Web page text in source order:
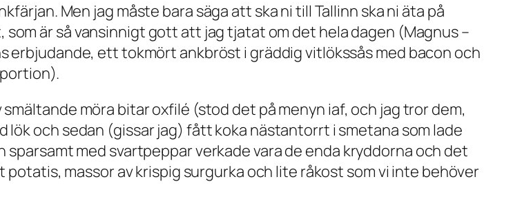
Men jag måste bara säga att ska ni till Tallinn ska ni äta på
som är så vansinnigt gott att jag tjatat om det hela dagen (Magnus –
erbjudande, ett tokmört ankbröst i gräddig vitlökssås med bacon och
möra bitar oxfilé (stod det på menyn iaf, och jag tror dem,
och sedan (gissar jag) fått koka nästantorrt i smetana som lade
med svartpeppar verkade vara de enda kryddorna och det
massor av krispig surgurka och lite råkost som vi inte behöver